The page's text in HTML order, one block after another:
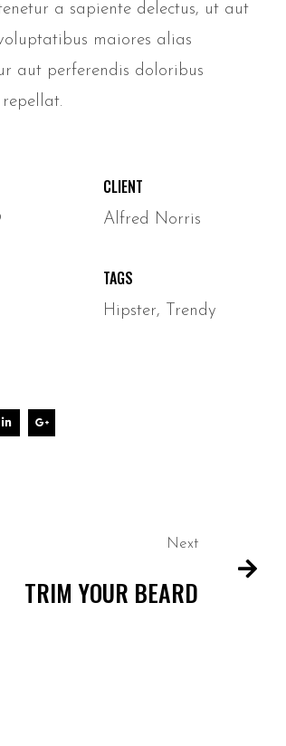
a sapiente delectus, ut aut
maiores alias
aut perferendis doloribus
CLIENT
Alfred Norris
TAGS
Hipster, Trendy
Next
TRIM YOUR BEARD